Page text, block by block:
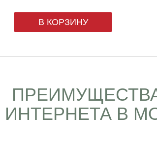
В КОРЗИНУ
В